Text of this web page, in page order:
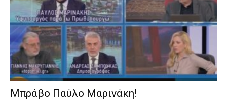
Μπράβο Παύλο Μαρινάκη!